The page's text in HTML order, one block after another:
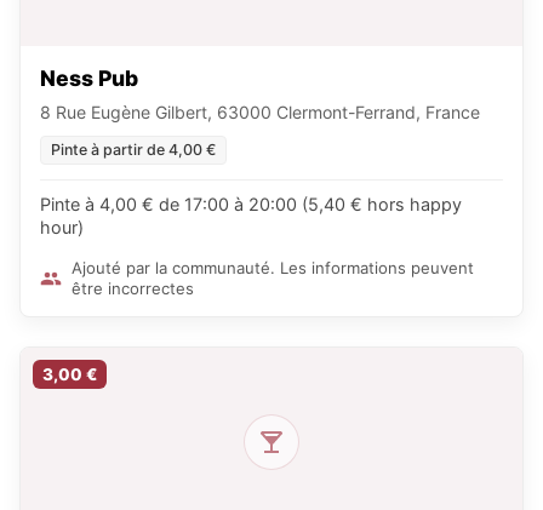
Ness Pub
8 Rue Eugène Gilbert, 63000 Clermont-Ferrand, France
Pinte à partir de 4,00 €
Pinte à 4,00 € de 17:00 à 20:00 (5,40 € hors happy
hour)
Ajouté par la communauté. Les informations peuvent
être incorrectes
3,00 €